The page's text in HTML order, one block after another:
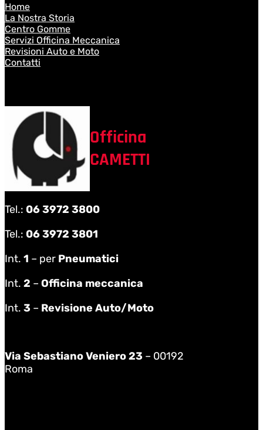
Home
La Nostra Storia
Centro Gomme
Servizi Officina Meccanica
Revisioni Auto e Moto
Contatti
Officina
CAMETTI
Tel.: 06 3972 3800
Tel.: 06 3972 3801
Int. 1 – per Pneumatici
Int. 2 – Officina meccanica
Int. 3 – Revisione Auto/Moto
Via Sebastiano Veniero 23 – 00192
Roma